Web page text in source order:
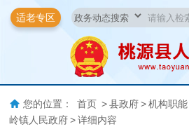
适老专区
您的位置： 首页 > 县政府 > 机构职能
岭镇人民政府 > 详细内容